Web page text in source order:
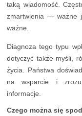
taką wiadomość.
zmartwienia — ważne
ważne.
Diagnoza tego typu
dotyczyć także myśli,
życia. Państwa
na wsparcie i
informacje.
Czego można się